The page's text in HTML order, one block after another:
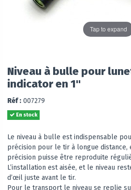
Tap to expand
Niveau à bulle pour
indicator en 1''
Réf : 007279
En stock
Le niveau à bulle est indispensable
précision pour le tir à longue distance,
précision puisse être reproduite
L’installation est aisée, et le niveau
d’œil juste avant le tir.
Pour le transport le niveau se replie